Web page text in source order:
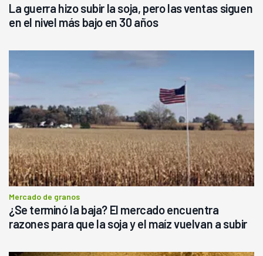
La guerra hizo subir la soja, pero las ventas siguen
en el nivel más bajo en 30 años
Mercado de granos
¿Se terminó la baja? El mercado encuentra
razones para que la soja y el maíz vuelvan a subir